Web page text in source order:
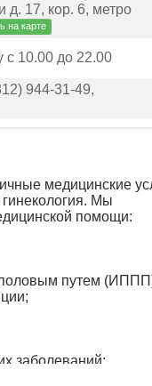
д. 17, кор. 6, метро
на карте
с 10.00 до 22.00
944-31-49,
медицинские
Мы
помощи:
путем
заболеваний;